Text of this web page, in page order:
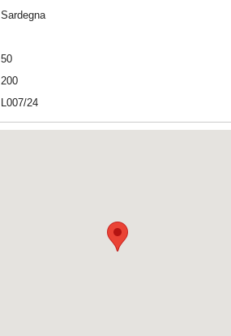
Sardegna
50
200
L007/24